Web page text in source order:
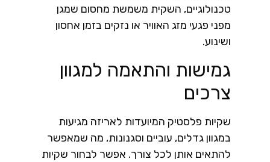
טכנולוגיים, השקית משמשת מחסום שמגן
מפני פגעי מזג האוויר או נזקים בזמן אחסון
ושינוע.
גמישות והתאמה למגוון
צרכים
שקיות פלסטיק המיועדות לאריזה מגיעות
במגוון גדלים, עוביים וסגנונות, מה שמאפשר
להתאים אותן לכל צורך. אפשר לבחור שקיות